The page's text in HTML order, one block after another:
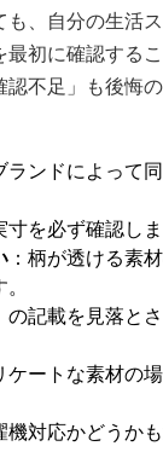
も、自分の生活
初に確認するこ
認不足」も後悔
ランドによって
を必ず確認しま
：柄が透ける素
記載を見落と
ケートな素材の
機対応かどうか